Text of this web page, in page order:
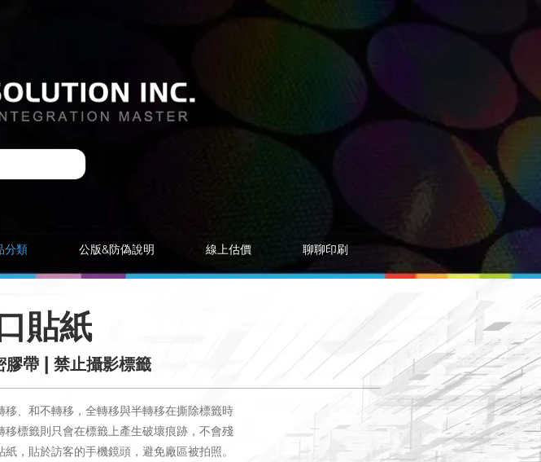
分類 公版&防偽說明 線上估價 聊聊印刷
貼紙
膠帶 | 禁止攝影標籤
、和不轉移，全轉移與半轉移在撕除標籤時
標籤則只會在標籤上產生破壞痕跡，不會殘
，貼於訪客的手機鏡頭，避免廠區被拍照。